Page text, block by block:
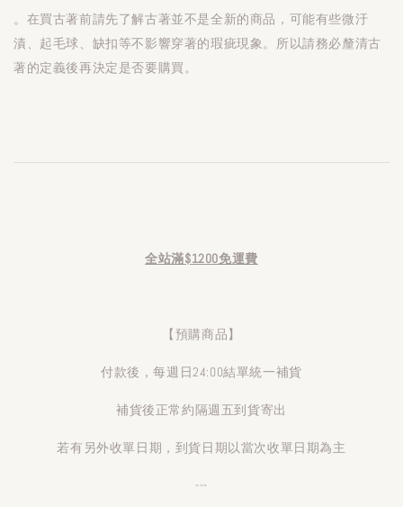
。在買古著前請先了解古著並不是全新的商品，可能有些微汙
漬、起毛球、缺扣等不影響穿著的瑕疵現象。所以請務必釐清古
著的定義後再決定是否要購買。
全站滿$1200免運費
【預購商品】
付款後，每週日24:00結單統一補貨
補貨後正常約隔週五到貨寄出
若有另外收單日期，到貨日期以當次收單日期為主
---